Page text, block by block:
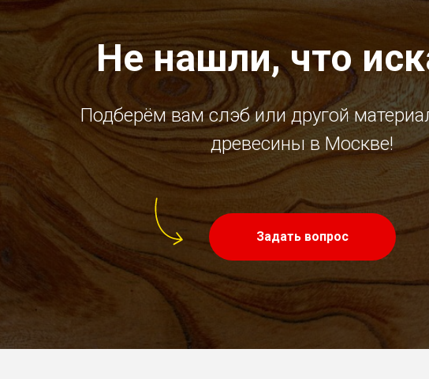
Не нашли, что
Подберём вам слэб или другой
древесины в Москве!
Задать вопрос